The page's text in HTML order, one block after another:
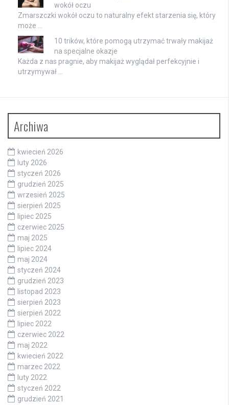
wokół oczu
Zmarszczki wokół oczu to naturalny efekt starzenia się, który
może …
10 trików, które pomogą utrzymać trwały makijaż
na specjalne okazje
Każda z nas pragnie, aby makijaż wyglądał perfekcyjnie i
utrzymywał …
Archiwa
kwiecień 2026
luty 2026
styczeń 2026
grudzień 2025
wrzesień 2025
sierpień 2025
lipiec 2025
czerwiec 2025
maj 2025
lipiec 2024
maj 2024
styczeń 2024
grudzień 2023
listopad 2023
sierpień 2023
sierpień 2022
lipiec 2022
czerwiec 2022
maj 2022
kwiecień 2022
marzec 2022
luty 2022
styczeń 2022
grudzień 2021